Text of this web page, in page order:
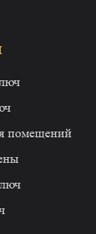
помещений